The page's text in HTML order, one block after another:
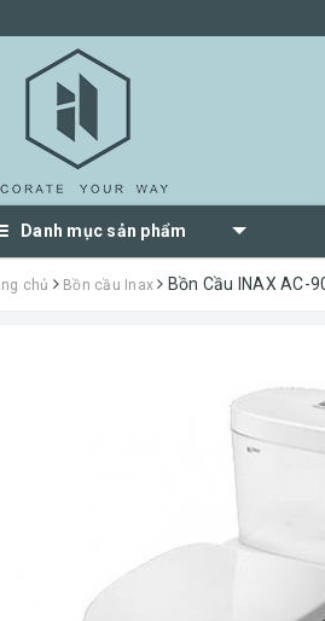
Danh mục sản phẩm
chủ Bồn cầu Inax Bồn Cầu INAX AC-